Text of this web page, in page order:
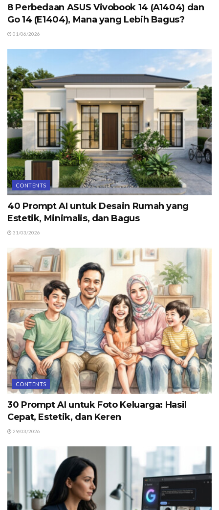
8 Perbedaan ASUS Vivobook 14 (A1404) dan
Go 14 (E1404), Mana yang Lebih Bagus?
01/06/2026
CONTENTS
40 Prompt AI untuk Desain Rumah yang
Estetik, Minimalis, dan Bagus
31/03/2026
CONTENTS
30 Prompt AI untuk Foto Keluarga: Hasil
Cepat, Estetik, dan Keren
29/03/2026